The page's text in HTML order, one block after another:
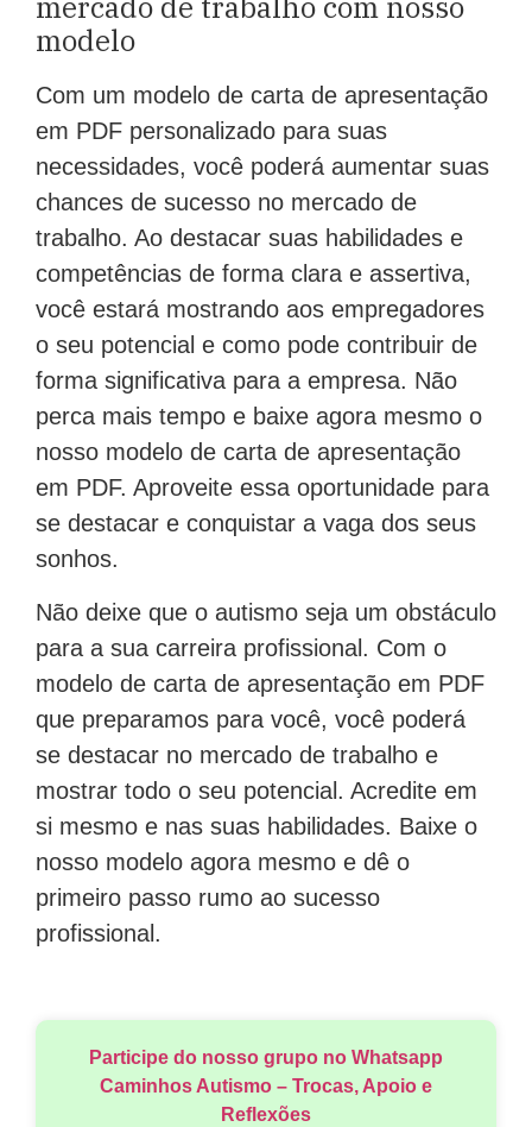
modelo
Com um modelo de carta de apresentação
em PDF personalizado para suas
necessidades, você poderá aumentar suas
chances de sucesso no mercado de
trabalho. Ao destacar suas habilidades e
competências de forma clara e assertiva,
você estará mostrando aos empregadores
o seu potencial e como pode contribuir de
forma significativa para a empresa. Não
perca mais tempo e baixe agora mesmo o
nosso modelo de carta de apresentação
em PDF. Aproveite essa oportunidade para
se destacar e conquistar a vaga dos seus
sonhos.
Não deixe que o autismo seja um obstáculo
para a sua carreira profissional. Com o
modelo de carta de apresentação em PDF
que preparamos para você, você poderá
se destacar no mercado de trabalho e
mostrar todo o seu potencial. Acredite em
si mesmo e nas suas habilidades. Baixe o
nosso modelo agora mesmo e dê o
primeiro passo rumo ao sucesso
profissional.
Participe do nosso grupo no Whatsapp
Caminhos Autismo – Trocas, Apoio e
Reflexões